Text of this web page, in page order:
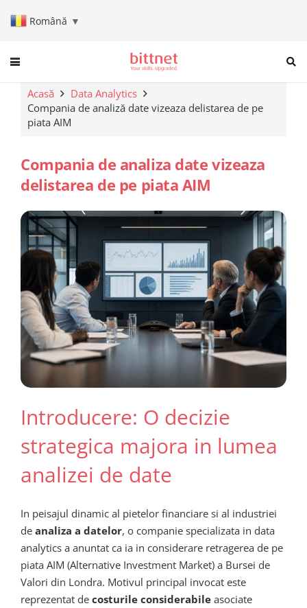
Română ▼
When autocomplete results
Acasă
Data Analytics
Compania de analiză date vizeaza delistarea de pe
piata AIM
Compania de analiza date vizeaza
delistarea de pe piata AIM
Introducere: O decizie
strategica majora in lumea
analizei de date
In peisajul dinamic al pietelor financiare si al industriei
de analiza a datelor, o companie specializata in data
analytics a anuntat ca ia in considerare retragerea de pe
piata AIM (Alternative Investment Market) a Bursei de
Valori din Londra. Motivul principal invocat este
reprezentat de costurile considerabile asociate